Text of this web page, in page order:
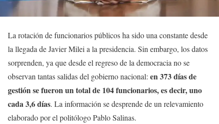
La rotación de funcionarios públicos ha sido una constante desde
la llegada de Javier Milei a la presidencia. Sin embargo, los datos
sorprenden, ya que desde el regreso de la democracia no se
observan tantas salidas del gobierno nacional: en 373 días de
gestión se fueron un total de 104 funcionarios, es decir, uno
cada 3,6 días. La información se desprende de un relevamiento
elaborado por el politólogo Pablo Salinas.